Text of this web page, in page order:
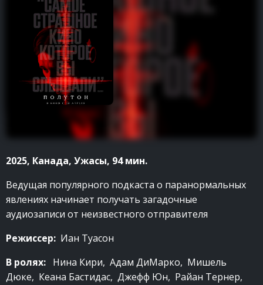
2025, Канада, Ужасы, 94 мин.
Ведущая популярного подкаста о паранормальных
явлениях начинает получать загадочные
аудиозаписи от неизвестного отправителя
Режиссер: Иан Туасон
В ролях: Нина Кири, Адам ДиМарко, Мишель
Дюке, Кеана Бастидас, Джефф Юн, Райан Тернер,